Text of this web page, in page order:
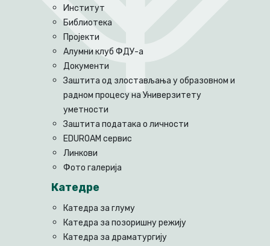
Институт
Библиотека
Пројекти
Алумни клуб ФДУ-а
Документи
Заштита од злостављања у образовном и
радном процесу на Универзитету
уметности
Заштита података о личности
EDUROAM сервис
Линкови
Фото галерија
Катедре
Катедра за глуму
Катедра за позоришну режију
Катедра за драматургију